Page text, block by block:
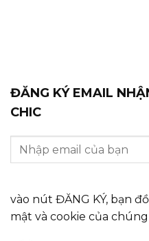
ĐĂNG KÝ EMAIL
CHIC
vào nút ĐĂNG KÝ, bạn
mật và cookie của chúng